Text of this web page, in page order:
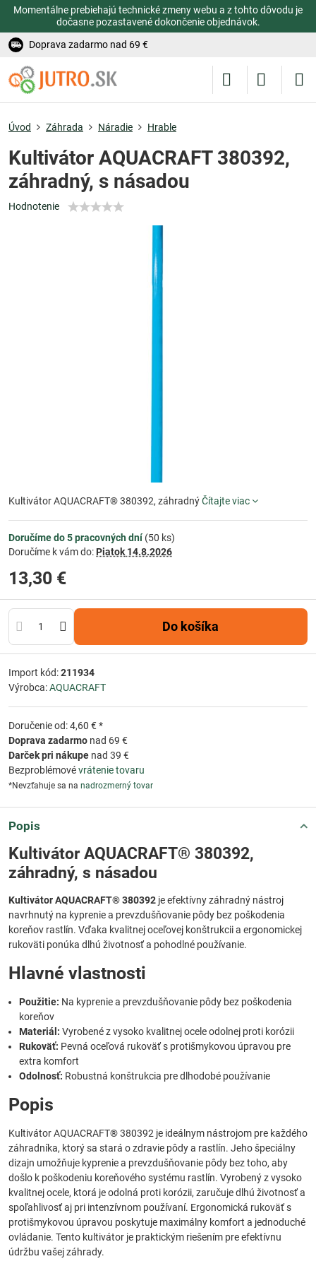
Momentálne prebiehajú technické zmeny webu a z tohto dôvodu je
dočasne pozastavené dokončenie objednávok.
Doprava zadarmo nad 69 €
Úvod Záhrada Náradie Hrable
Kultivátor AQUACRAFT 380392,
záhradný, s násadou
Hodnotenie
Kultivátor AQUACRAFT® 380392, záhradnýČítajte viac
Doručíme do 5 pracovných dní(50 ks)
Doručíme k vám do: Piatok 14.8.2026
13,30 €
Do košíka
Import kód:211934
Výrobca:AQUACRAFT
Doručenie od: 4,60 € *
Doprava zadarmo nad 69 €
Darček pri nákupe nad 39 €
Bezproblémovévrátenie tovaru
*Nevzťahuje sa na nadrozmerný tovar
Popis
Kultivátor AQUACRAFT® 380392,
záhradný, s násadou
Kultivátor AQUACRAFT® 380392 je efektívny záhradný nástroj
navrhnutý na kyprenie a prevzdušňovanie pôdy bez poškodenia
koreňov rastlín. Vďaka kvalitnej oceľovej konštrukcii a ergonomickej
rukoväti ponúka dlhú životnosť a pohodlné používanie.
Hlavné vlastnosti
Použitie: Na kyprenie a prevzdušňovanie pôdy bez poškodenia
koreňov
Materiál: Vyrobené z vysoko kvalitnej ocele odolnej proti korózii
Rukoväť: Pevná oceľová rukoväť s protišmykovou úpravou pre
extra komfort
Odolnosť: Robustná konštrukcia pre dlhodobé používanie
Popis
Kultivátor AQUACRAFT® 380392 je ideálnym nástrojom pre každého
záhradníka, ktorý sa stará o zdravie pôdy a rastlín. Jeho špeciálny
dizajn umožňuje kyprenie a prevzdušňovanie pôdy bez toho, aby
došlo k poškodeniu koreňového systému rastlín. Vyrobený z vysoko
kvalitnej ocele, ktorá je odolná proti korózii, zaručuje dlhú životnosť a
spoľahlivosť aj pri intenzívnom používaní. Ergonomická rukoväť s
protišmykovou úpravou poskytuje maximálny komfort a jednoduché
ovládanie. Tento kultivátor je praktickým riešením pre efektívnu
údržbu vašej záhrady.